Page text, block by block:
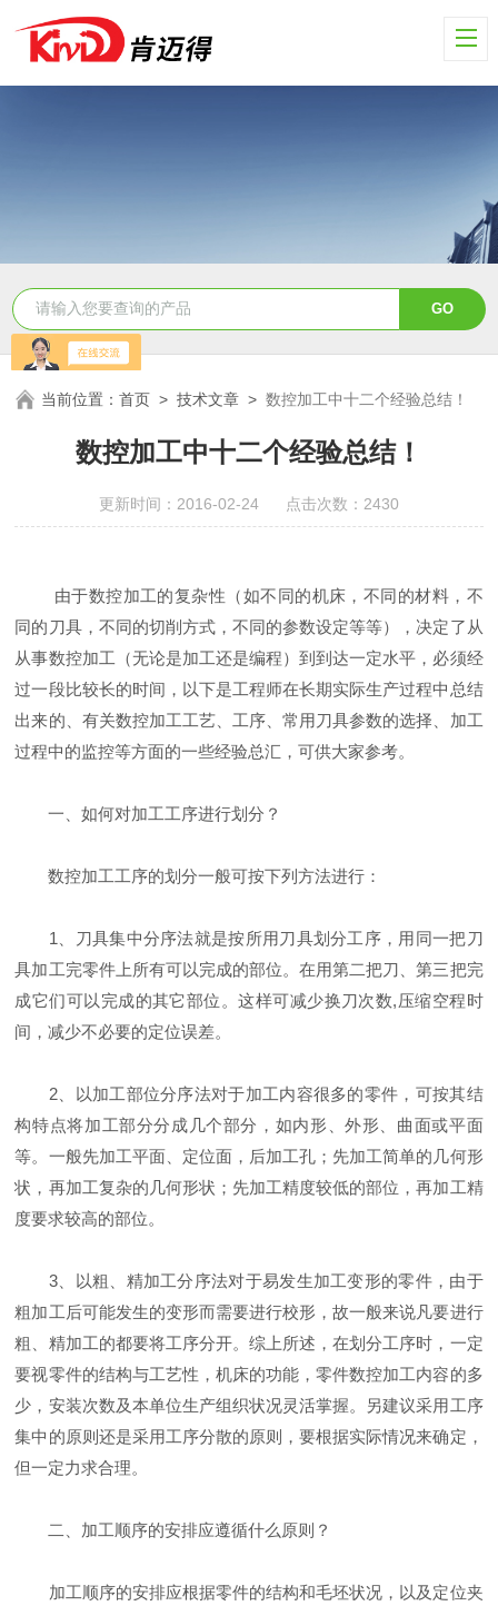
当前位置：首页 >技术文章 >数控加工中十二个经验总结！
数控加工中十二个经验总结！
更新时间：2016-02-24 点击次数：2430
由于数控加工的复杂性（如不同的机床，不同的材料，不
同的刀具，不同的切削方式，不同的参数设定等等），决定了从
从事数控加工（无论是加工还是编程）到到达一定水平，必须经
过一段比较长的时间，以下是工程师在长期实际生产过程中总结
出来的、有关数控加工工艺、工序、常用刀具参数的选择、加工
过程中的监控等方面的一些经验总汇，可供大家参考。
一、如何对加工工序进行划分？
数控加工工序的划分一般可按下列方法进行：
1、刀具集中分序法就是按所用刀具划分工序，用同一把刀
具加工完零件上所有可以完成的部位。在用第二把刀、第三把完
成它们可以完成的其它部位。这样可减少换刀次数,压缩空程时
间，减少不必要的定位误差。
2、以加工部位分序法对于加工内容很多的零件，可按其结
构特点将加工部分分成几个部分，如内形、外形、曲面或平面
等。一般先加工平面、定位面，后加工孔；先加工简单的几何形
状，再加工复杂的几何形状；先加工精度较低的部位，再加工精
度要求较高的部位。
3、以粗、精加工分序法对于易发生加工变形的零件，由于
粗加工后可能发生的变形而需要进行校形，故一般来说凡要进行
粗、精加工的都要将工序分开。综上所述，在划分工序时，一定
要视零件的结构与工艺性，机床的功能，零件数控加工内容的多
少，安装次数及本单位生产组织状况灵活掌握。另建议采用工序
集中的原则还是采用工序分散的原则，要根据实际情况来确定，
但一定力求合理。
二、加工顺序的安排应遵循什么原则？
加工顺序的安排应根据零件的结构和毛坯状况，以及定位夹